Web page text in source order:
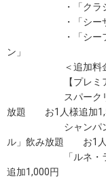
・「クラシック
・「シーザーサ
・「シーフード
ン」
＜追加料金で以
【プレミアム
スパークリング
放題 お1人様追加
シャンパン「モ
ル」飲み放題 お1人
「ルネ・ラフラ
追加1,000円